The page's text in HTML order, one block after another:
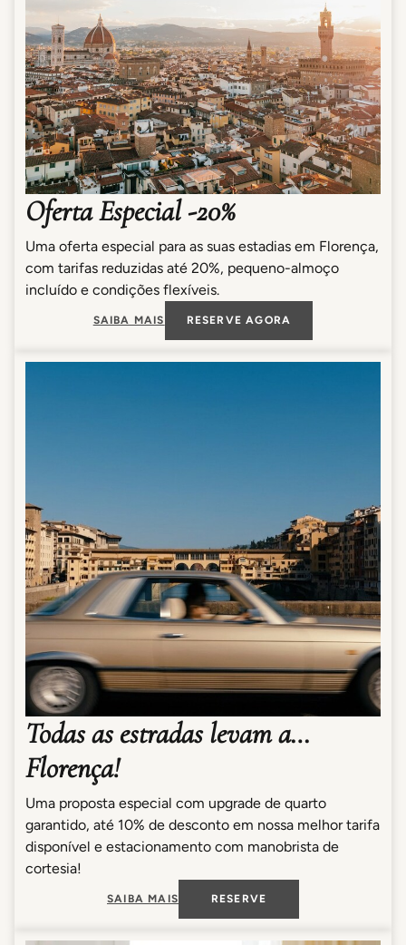
Oferta Especial -20%
Uma oferta especial para as suas estadias em Florença,
com tarifas reduzidas até 20%, pequeno-almoço
incluído e condições flexíveis.
SAIBA MAIS RESERVE AGORA
Todas as estradas levam a…
Florença!
Uma proposta especial com upgrade de quarto
garantido, até 10% de desconto em nossa melhor tarifa
disponível e estacionamento com manobrista de
cortesia!
SAIBA MAIS RESERVE